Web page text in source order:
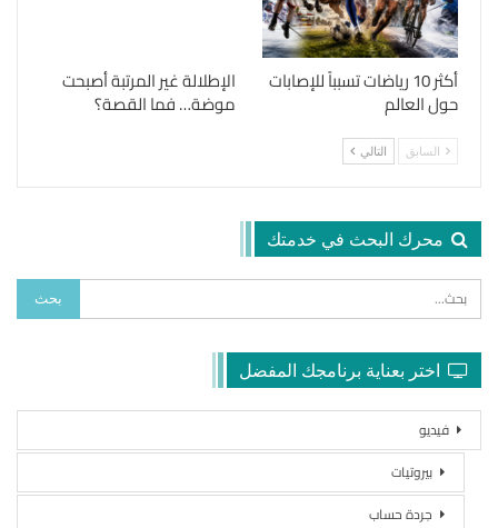
أكثر 10 رياضات تسبباً للإصابات
حول العالم
الإطلالة غير المرتبة أصبحت
موضة… فما القصة؟
السابق التالي
محرك البحث في خدمتك
اختر بعناية برنامجك المفضل
فيديو
بيروتيات
جردة حساب